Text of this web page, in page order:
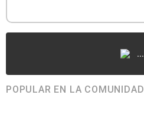
...
POPULAR EN LA COMUNIDAD